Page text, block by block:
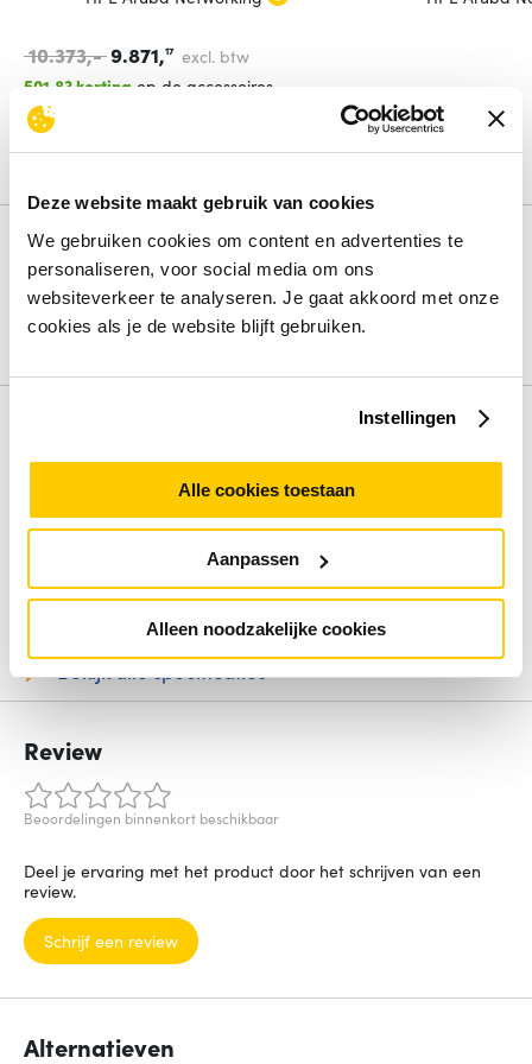
Deze website maakt gebruik van cookies
We gebruiken cookies om content en advertenties te
personaliseren, voor social media om ons
websiteverkeer te analyseren. Je gaat akkoord met onze
cookies als je de website blijft gebruiken.
Instellingen
Alle cookies toestaan
Aanpassen
Alleen noodzakelijke cookies
10.373,- 9.871,17 excl. btw
501.83 korting op de accessoires
Bundel in winkelwagen
Productinformatie
Aruba 2930M 24G PoE+ 1-slot Switch
Lees de volledige omschrijving
Managed
Power over Ethernet (PoE)
Ja
Type basis-switching RJ-45 Ethernet-poorten
Ethernet (10/100/1000)
Koperen ethernetbekabelingstechnologie10BASE-
T,100BASE-TX,1000BASE-T
Bekijk alle specificaties
Review
Beoordelingen binnenkort beschikbaar
Deel je ervaring met het product door het schrijven van een
review.
Schrijf een review
Alternatieven